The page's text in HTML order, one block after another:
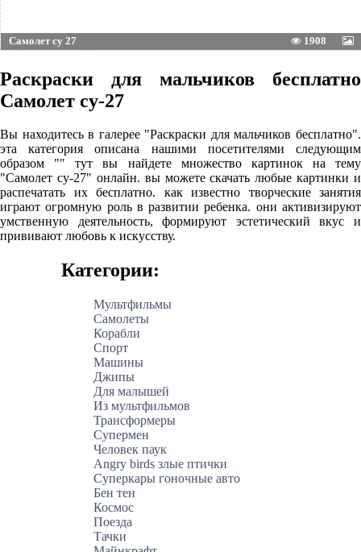
Самолет су 27 1908
Раскраски для мальчиков бесплатно
Самолет су-27
Вы находитесь в галерее "Раскраски для мальчиков бесплатно".
эта категория описана нашими посетителями следующим
образом "" тут вы найдете множество картинок на тему
"Самолет су-27" онлайн. вы можете скачать любые картинки и
распечатать их бесплатно. как известно творческие занятия
играют огромную роль в развитии ребенка. они активизируют
умственную деятельность, формируют эстетический вкус и
прививают любовь к искусству.
Категории:
Мультфильмы
Самолеты
Корабли
Спорт
Машины
Джипы
Для малышей
Из мультфильмов
Трансформеры
Супермен
Человек паук
Angry birds злые птички
Суперкары гоночные авто
Бен тен
Космос
Поезда
Тачки